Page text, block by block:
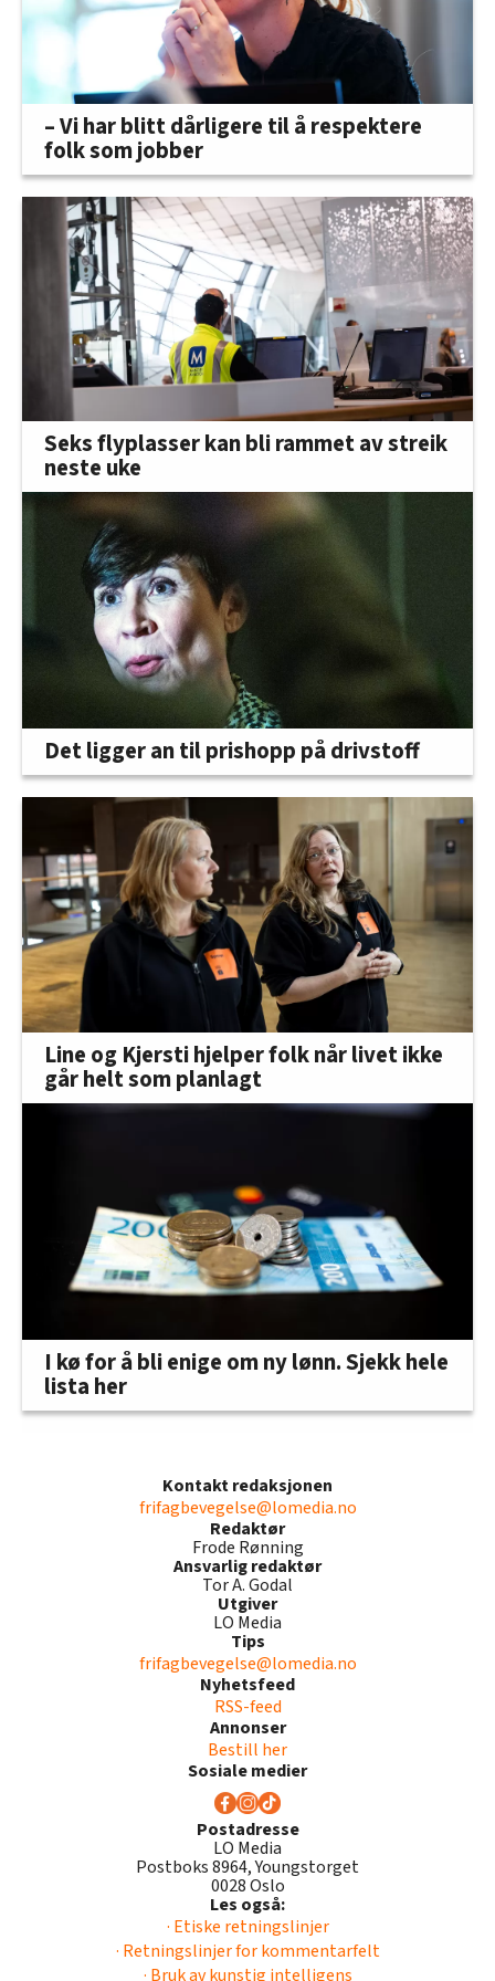
– Vi har blitt dårligere til å respektere
folk som jobber
Seks flyplasser kan bli rammet av streik
neste uke
Det ligger an til prishopp på drivstoff
Line og Kjersti hjelper folk når livet ikke
går helt som planlagt
I kø for å bli enige om ny lønn. Sjekk hele
lista her
Kontakt redaksjonen
frifagbevegelse@lomedia.no
Redaktør
Frode Rønning
Ansvarlig redaktør
Tor A. Godal
Utgiver
LO Media
Tips
frifagbevegelse@lomedia.no
Nyhetsfeed
RSS-feed
Annonser
Bestill her
Sosiale medier
Postadresse
LO Media
Postboks 8964, Youngstorget
0028 Oslo
Les også:
· Etiske retningslinjer
· Retningslinjer for kommentarfelt
· Bruk av kunstig intelligens